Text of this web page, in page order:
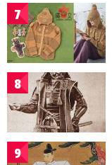
7
8
9